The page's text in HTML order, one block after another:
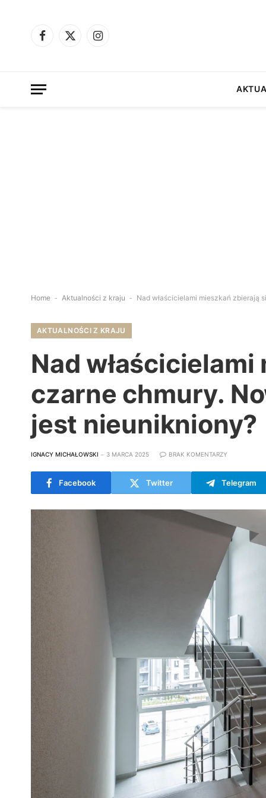
Facebook
X
Instagram
Home - Aktualności z kraju - Nad właścicielami mieszkań zbierają
AKTUALNOŚCI Z KRAJU
Nad
czarne chmury.
jest nieunikniony?
IGNACY MICHAŁOWSKI 3 MARCA 2025 BRAK KOMENTARZY
Facebook Twitter Telegram